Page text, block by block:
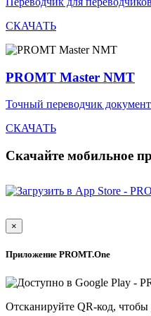
СКАЧАТЬ
PROMT Master NMT
Точный переводчик
СКАЧАТЬ
Скачайте мобильное
×
Приложение PROMT.One
Отсканируйте QR-код,